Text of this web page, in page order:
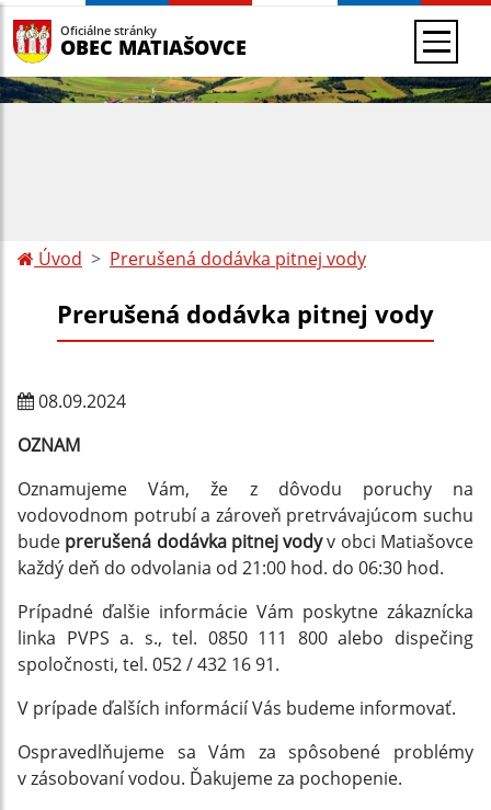
Oficiálne stránky
OBEC MATIAŠOVCE
Úvod Prerušená dodávka pitnej vody
Prerušená dodávka pitnej vody
08.09.2024
OZNAM
Oznamujeme Vám, že z dôvodu poruchy na
vodovodnom potrubí a zároveň pretrvávajúcom suchu
bude prerušená dodávka pitnej vodyv obci Matiašovce
každý deň do odvolania od 21:00 hod. do 06:30 hod.
Prípadné ďalšie informácie Vám poskytne zákaznícka
linka PVPS a. s., tel. 0850 111 800 alebo dispečing
spoločnosti, tel. 052 / 432 16 91.
V prípade ďalších informácií Vás budeme informovať.
Ospravedlňujeme sa Vám za spôsobené problémy
v zásobovaní vodou. Ďakujeme za pochopenie.